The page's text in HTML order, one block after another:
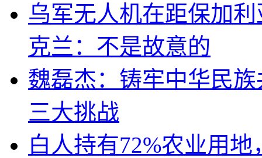
乌军无人机在距保加
克兰：不是故意的
魏磊杰：铸牢中华民
三大挑战
白人持有72%农业用